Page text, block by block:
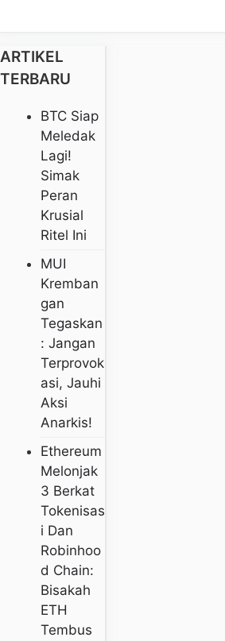
ARTIKEL
TERBARU
BTC Siap
Meledak
Lagi!
Simak
Peran
Krusial
Ritel Ini
MUI
Kremban
Gan
Tegaskan
: Jangan
Terprovok
Asi, Jauhi
Aksi
Anarkis!
Ethereum
Melonjak
3 Berkat
Tokenisas
I Dan
Robinhoo
D Chain:
Bisakah
ETH
Tembus